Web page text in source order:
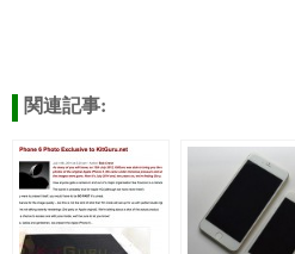
関連記事: